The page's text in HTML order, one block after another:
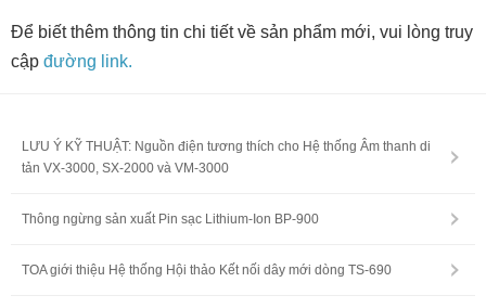
Để biết thêm thông tin chi tiết về sản phẩm mới, vui lòng truy
cập đường link.
LƯU Ý KỸ THUẬT: Nguồn điện tương thích cho Hệ thống Âm thanh di
tản VX-3000, SX-2000 và VM-3000
Thông ngừng sản xuất Pin sạc Lithium-Ion BP-900
TOA giới thiệu Hệ thống Hội thảo Kết nối dây mới dòng TS-690